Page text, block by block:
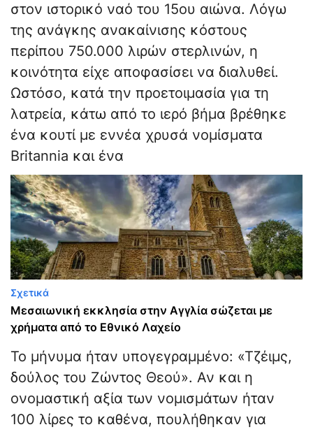
στον ιστορικό ναό του 15ου αιώνα. Λόγω
της ανάγκης ανακαίνισης κόστους
περίπου 750.000 λιρών στερλινών, η
κοινότητα είχε αποφασίσει να διαλυθεί.
Ωστόσο, κατά την προετοιμασία για τη
λατρεία, κάτω από το ιερό βήμα βρέθηκε
ένα κουτί με εννέα χρυσά νομίσματα
Britannia και ένα
Σχετικά
Μεσαιωνική εκκλησία στην Αγγλία σώζεται με
χρήματα από το Εθνικό Λαχείο
Το μήνυμα ήταν υπογεγραμμένο: «Τζέιμς,
δούλος του Ζώντος Θεού». Αν και η
ονομαστική αξία των νομισμάτων ήταν
100 λίρες το καθένα, πουλήθηκαν για